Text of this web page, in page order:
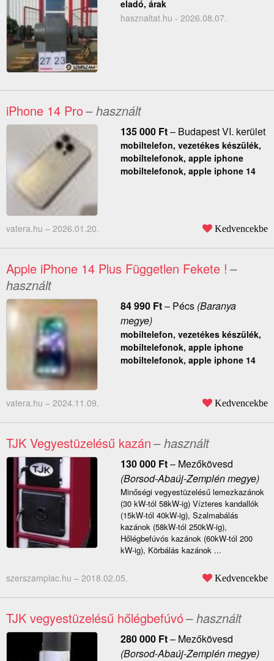
eladó, árak
hasznaltat.hu - 2026.08.07.
iPhone 14 Pro– használt
135 000 Ft– Budapest VI. kerület
mobiltelefon, vezetékes készülék,
mobiltelefonok, apple iphone
mobiltelefonok, apple iphone 14
vatera.hu – 2026.01.20. Kedvencekbe
Apple iPhone 14 Plus Független Fekete ! –
használt
84 990 Ft– Pécs(Baranya
megye)
mobiltelefon, vezetékes készülék,
mobiltelefonok, apple iphone
mobiltelefonok, apple iphone 14
vatera.hu – 2024.11.09. Kedvencekbe
TJK Vegyestüzelésű kazán– használt
130 000 Ft– Mezőkövesd
(Borsod-Abaúj-Zemplén megye)
Minőségi vegyestüzelésű lemezkazánok
(30 kW-tól 58kW-ig) Vízteres kandallók
(15kW-tól 40kW-ig), Szalmabálás
kazánok (58kW-tól 250kW-ig),
Hőlégbefúvós kazánok (60kW-tól 200
kW-ig), Körbálás kazánok ...
szerszampiac.hu – 2018.02.05. Kedvencekbe
TJK vegyestüzelésű hőlégbefúvó– használt
280 000 Ft– Mezőkövesd
(Borsod-Abaúj-Zemplén megye)